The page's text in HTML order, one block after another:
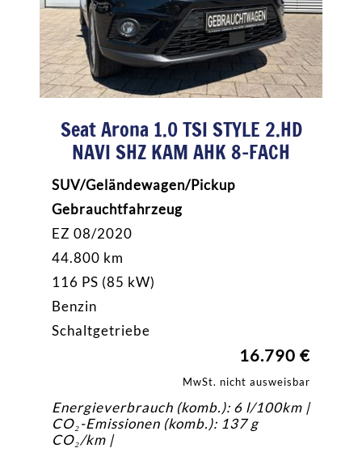
Seat Arona 1.0 TSI STYLE 2.HD
NAVI SHZ KAM AHK 8-FACH
SUV/Geländewagen/Pickup
Gebrauchtfahrzeug
EZ 08/2020
44.800 km
116 PS (85 kW)
Benzin
Schaltgetriebe
16.790 €
MwSt. nicht ausweisbar
Energieverbrauch (komb.): 6 l/100km |
CO₂-Emissionen (komb.): 137 g
CO₂/km |